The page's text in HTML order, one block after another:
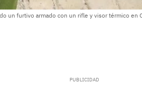
un furtivo armado con un rifle y visor térmico en